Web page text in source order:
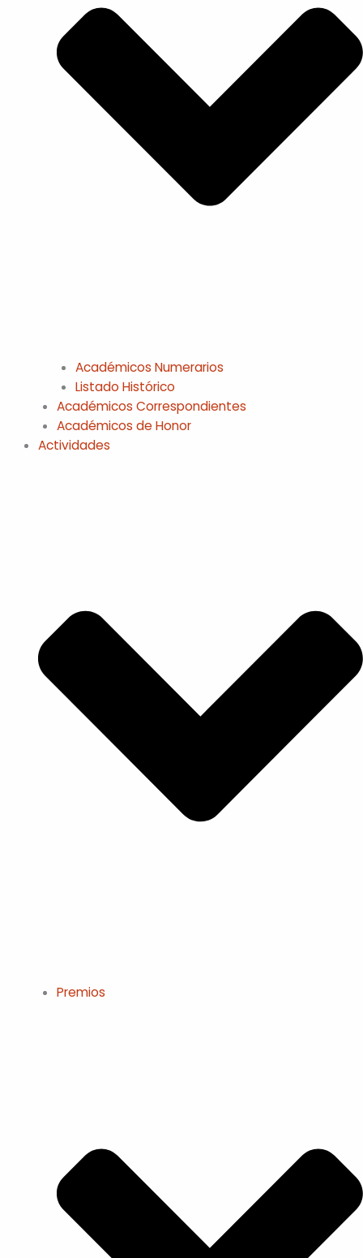
Académicos Numerarios
Listado Histórico
Académicos Correspondientes
Académicos de Honor
Actividades
Premios